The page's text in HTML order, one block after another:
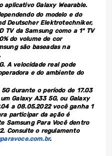
aplicativo Galaxy Wearable.
do modelo e do
Deutscher Elektrotechniker,
TV da Samsung como a 1ª TV
do volume de cor
são baseadas na
A velocidade real pode
e do ambiente do
durante o período de 17.03
Galaxy A33 5G, ou Galaxy
a 08.05.2022 você ganha 1
participar da ação é
Samsung Para Você dentro
Consulte o regulamento
.